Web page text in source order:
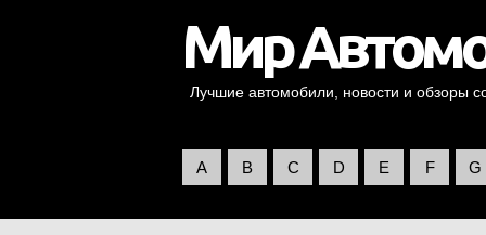
Лучшие автомобили, новости и обзоры
A B C D E F G